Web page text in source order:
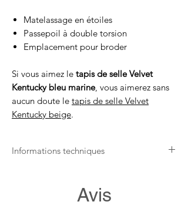
Matelassage en étoiles
Passepoil à double torsion
Emplacement pour broder
Si vous aimez le tapis de selle Velvet
Kentucky bleu marine, vous aimerez sans
aucun doute le tapis de selle Velvet
Kentucky beige.
Informations techniques
Les tapis de selle Velvet Kentucky
Horsewear Bleu marine sont respirants et
Avis